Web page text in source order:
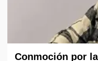
Conmoción por